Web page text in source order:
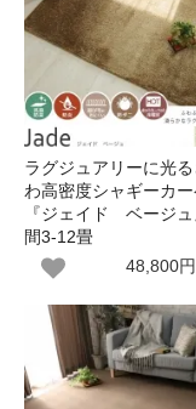
ラグジュアリーに光
わ高密度シャギーカー
『ジェイド ベージュ
間3-12畳
48,800